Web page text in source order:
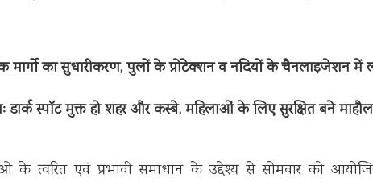
का सुधारीकरण, पुलों के प्रोटेक्शन व नदियों के चैनलाइजेशन में
डार्क स्पॉट मुक्त हो शहर और कस्बे, महिलाओं के लिए सुरक्षित बने माहौल
के त्वरित एवं प्रभावी समाधान के उद्देश्य से सोमवार को